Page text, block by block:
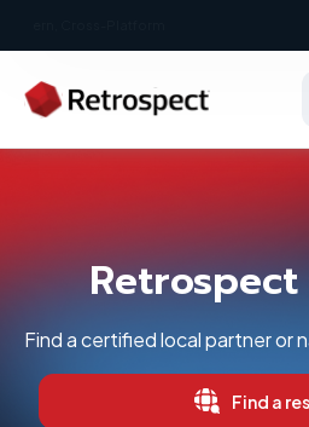
Find a certified local partner or
Find a